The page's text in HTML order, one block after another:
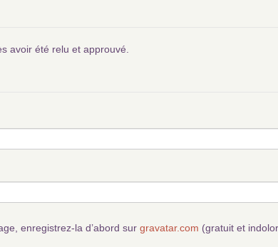
avoir été relu et approuvé.
enregistrez-la d’abord sur gravatar.com (gratuit et